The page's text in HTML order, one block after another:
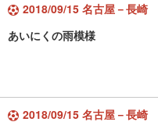
2018/09/15 名古屋－長崎
あいにくの雨模様
2018/09/15 名古屋－長崎